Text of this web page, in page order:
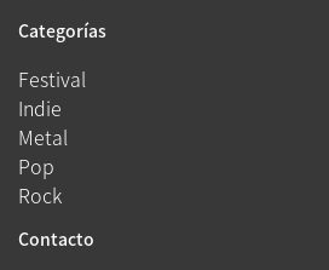
Categorías
Festival
Indie
Metal
Pop
Rock
Contacto